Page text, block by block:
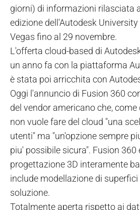
giorni) di informazioni rilasciata
edizione dell'Autodesk
Vegas fino al 29 novembre.
L'offerta cloud-based di
un anno fa con la piattaforma
è stata poi arricchita con
Oggi l'annuncio di Fusion 360
del vendor americano che,
non vuole fare del cloud "una
utenti" ma "un'opzione sempre
piu' possibile sicura". Fusion 360
progettazione 3D interamente
include modellazione di
soluzione.
Totalmente aperta rispetto ai